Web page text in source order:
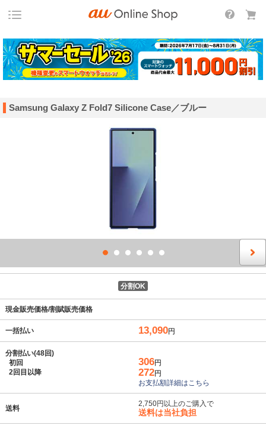
Samsung Galaxy Z Fold7 Silicone Case／ブルー
分割OK
現金販売価格/割賦販売価格
一括払い 13,090円
分割払い(48回)
初回
2回目以降
306円
272円
お支払額詳細はこちら
送料
2,750円以上のご購入で
送料は当社負担